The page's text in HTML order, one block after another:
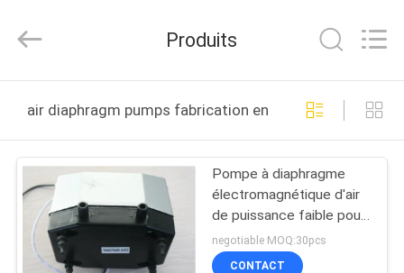
PRODUITS
AU
SUJET
co.,limited.
Produits
air diaphragm pumps fabrication en ligne
Pompe à diaphragme
électromagnétique d'air
de puissance faible pour
le diffuseur 18KPA 8L/M
de parfum
negotiable MOQ:30pcs
CONTACT